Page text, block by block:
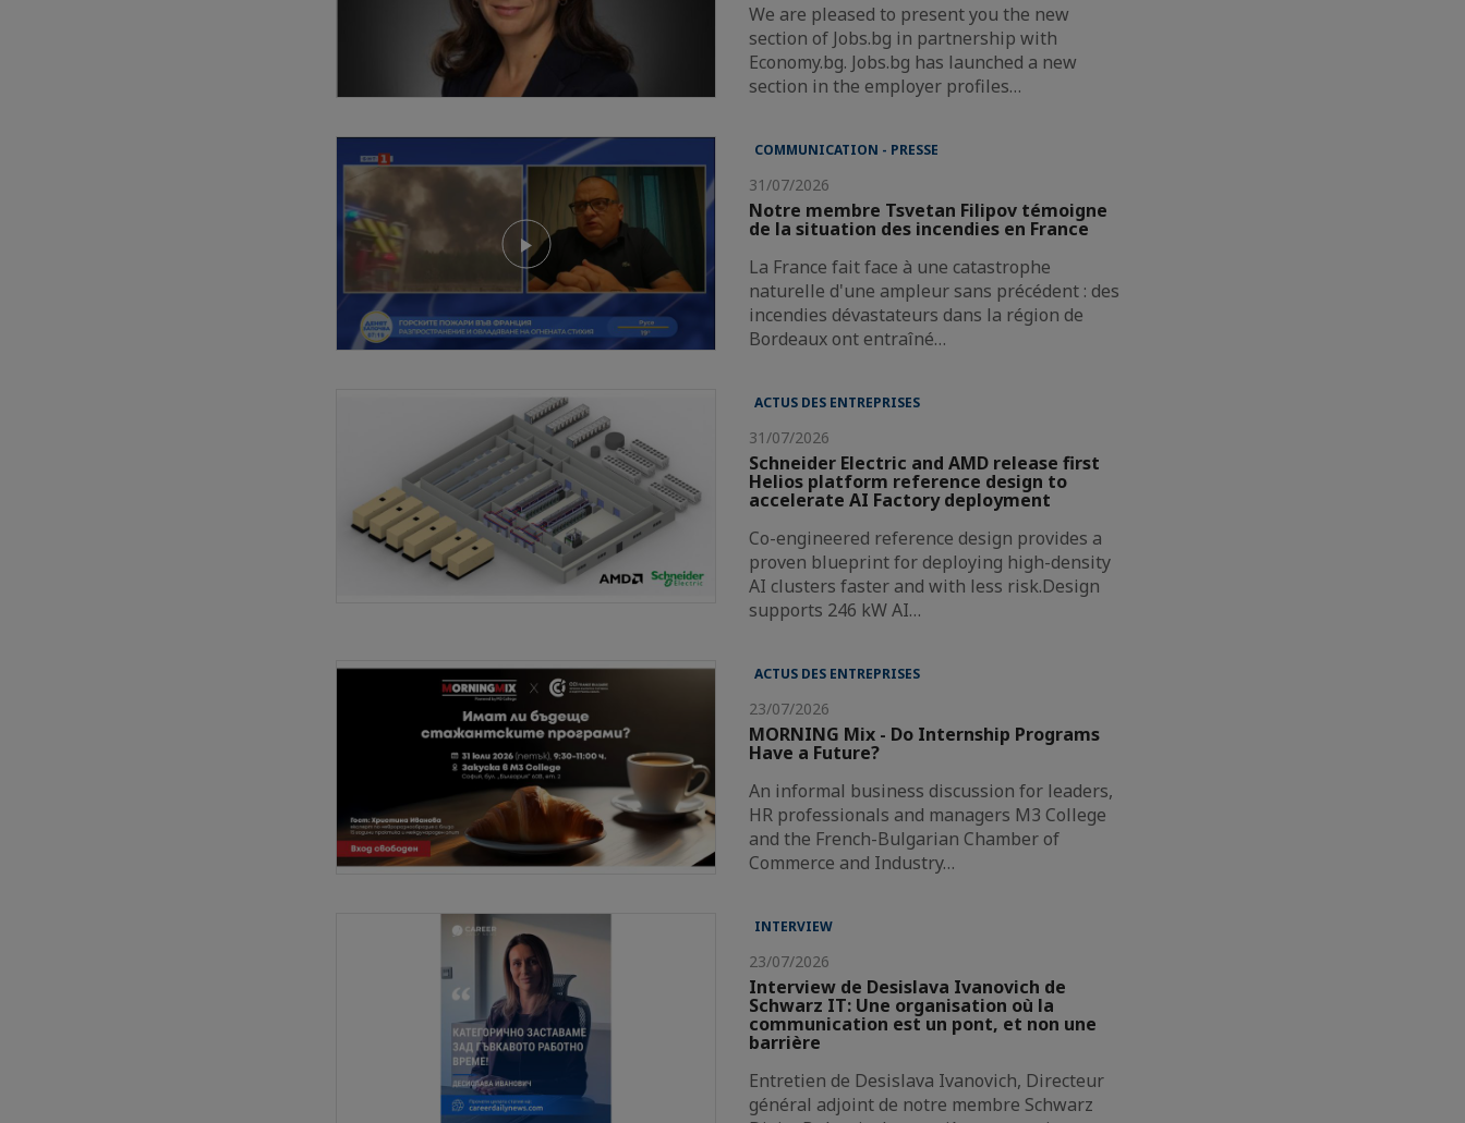
We are pleased to present you the new
section of Jobs.bg in partnership with
Economy.bg. Jobs.bg has launched a new
section in the employer profiles…
COMMUNICATION - PRESSE
31/07/2026
Notre membre Tsvetan Filipov témoigne
de la situation des incendies en France
La France fait face à une catastrophe
naturelle d'une ampleur sans précédent : des
incendies dévastateurs dans la région de
Bordeaux ont entraîné…
ACTUS DES ENTREPRISES
31/07/2026
Schneider Electric and AMD release first
Helios platform reference design to
accelerate AI Factory deployment
Co-engineered reference design provides a
proven blueprint for deploying high-density
AI clusters faster and with less risk.Design
supports 246 kW AI…
ACTUS DES ENTREPRISES
23/07/2026
MORNING Mix - Do Internship Programs
Have a Future?
An informal business discussion for leaders,
HR professionals and managers M3 College
and the French-Bulgarian Chamber of
Commerce and Industry…
INTERVIEW
23/07/2026
Interview de Desislava Ivanovich de
Schwarz IT: Une organisation où la
communication est un pont, et non une
barrière
Entretien de Desislava Ivanovich, Directeur
général adjoint de notre membre Schwarz